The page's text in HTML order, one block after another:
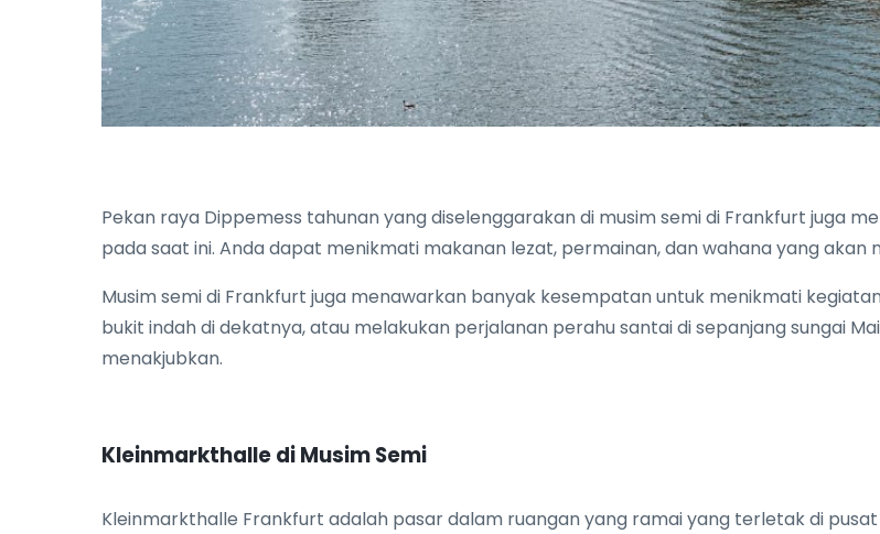
Pekan raya Dippemess tahunan yang diselenggarakan di musim semi di Frankfurt juga
pada saat ini. Anda dapat menikmati makanan lezat, permainan, dan wahana yang
Musim semi di Frankfurt juga menawarkan banyak kesempatan untuk menikmati
bukit indah di dekatnya, atau melakukan perjalanan perahu santai di sepanjang sungai
menakjubkan.
Kleinmarkthalle di Musim Semi
Kleinmarkthalle Frankfurt adalah pasar dalam ruangan yang ramai yang terletak di